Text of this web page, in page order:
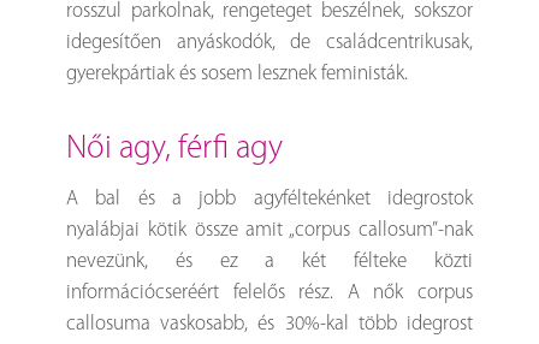
rosszul parkolnak, rengeteget beszélnek, sokszor
idegesítően anyáskodók, de családcentrikusak,
gyerekpártiak és sosem lesznek feministák.
női agy, férfi agy
A bal és a jobb agyféltekénket idegrostok
nyalábjai kötik össze amit „corpus callosum”-nak
nevezünk, és ez a két félteke közti
információcseréért felelős rész. A nők corpus
callosuma vaskosabb, és 30%-kal több idegrost